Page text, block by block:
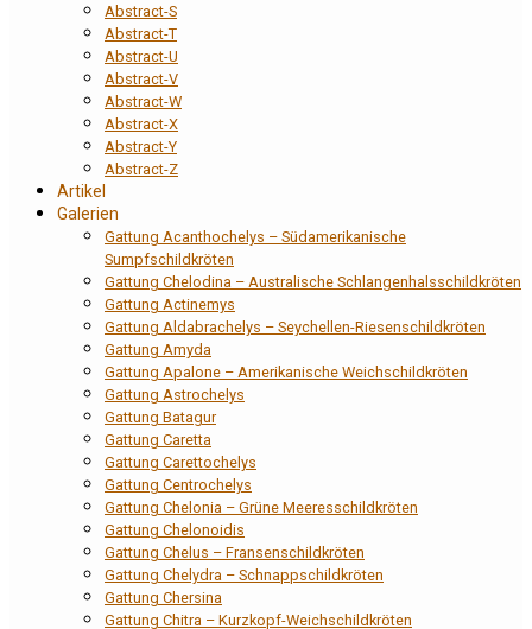
Abstract-S
Abstract-T
Abstract-U
Abstract-V
Abstract-W
Abstract-X
Abstract-Y
Abstract-Z
Artikel
Galerien
Gattung Acanthochelys – Südamerikanische
Sumpfschildkröten
Gattung Chelodina – Australische Schlangenhalsschildkröten
Gattung Actinemys
Gattung Aldabrachelys – Seychellen-Riesenschildkröten
Gattung Amyda
Gattung Apalone – Amerikanische Weichschildkröten
Gattung Astrochelys
Gattung Batagur
Gattung Caretta
Gattung Carettochelys
Gattung Centrochelys
Gattung Chelonia – Grüne Meeresschildkröten
Gattung Chelonoidis
Gattung Chelus – Fransenschildkröten
Gattung Chelydra – Schnappschildkröten
Gattung Chersina
Gattung Chitra – Kurzkopf-Weichschildkröten